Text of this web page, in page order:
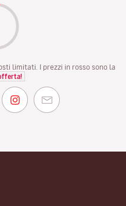
limitati. I prezzi in rosso sono la